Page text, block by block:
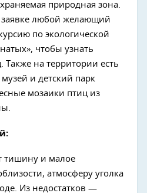
природная зона.
заявке любой желающий
по экологической
чтобы узнать
на территории есть
и детский парк
мозаики птиц из
тишину и малое
атмосферу уголка
Из недостатков —